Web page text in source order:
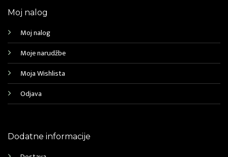
Moj nalog
Moj nalog
Moje narudžbe
Moja Wishlista
Odjava
Dodatne informacije